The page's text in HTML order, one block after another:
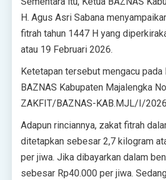
H. Agus Asri Sabana
fitrah tahun 1447 H yang
atau 19 Februari 2026.
Ketetapan tersebut mengacu pada
BAZNAS Kabupaten Majalengka
ZAKFIT/BAZNAS-KAB.MJL/I/
Adapun rinciannya, zakat fitrah
ditetapkan sebesar 2,7 kilogram
per jiwa. Jika dibayarkan dalam
sebesar Rp40.000 per jiwa.